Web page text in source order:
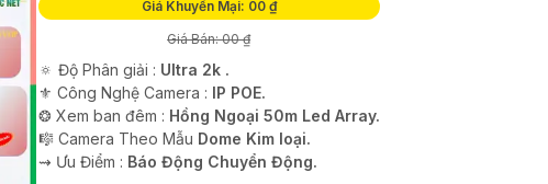
Giá Khuyến Mại: 00 ₫
Giá Bán: 00 ₫
🔅 Độ Phân giải : Ultra 2k .
⚜️ Công Nghệ Camera :
IP POE.
❂ Xem ban đêm : Hồng Ngoại 50m Led Array.
🎼️ Camera Theo Mẫu Dome Kim loại.
️⇝ Ưu Điểm : Báo Động Chuyển Động.